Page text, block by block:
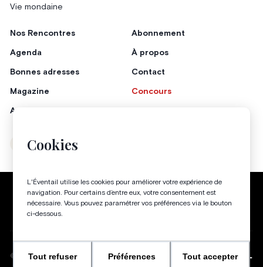
Cookies
L'Éventail utilise les cookies pour améliorer votre expérience de
navigation. Pour certains d’entre eux, votre consentement est
nécessaire. Vous pouvez paramétrer vos préférences via le bouton
ci-dessous.
Tout refuser Préférences Tout accepter
Vie mondaine
Nos Rencontres
Agenda
Bonnes adresses
Magazine
Annonceurs
Abonnement
À propos
Contact
Concours
Instagram
Politique de confidentialité Conditions générales
Gestion des cookies
© 2026-TOUS DROITS RÉSERVÉS WEBSITE BY